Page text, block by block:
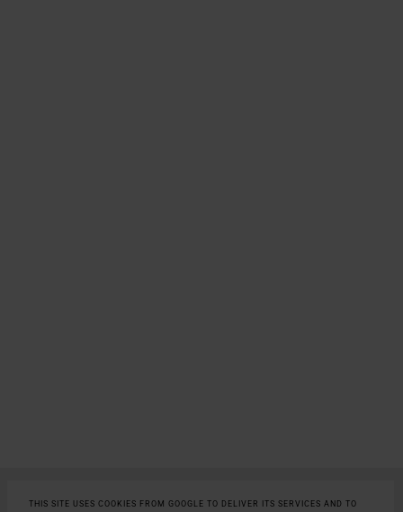
POLITYKA PRYWATNOŚCI
THIS SITE USES COOKIES FROM GOOGLE TO DELIVER ITS SERVICES AND TO